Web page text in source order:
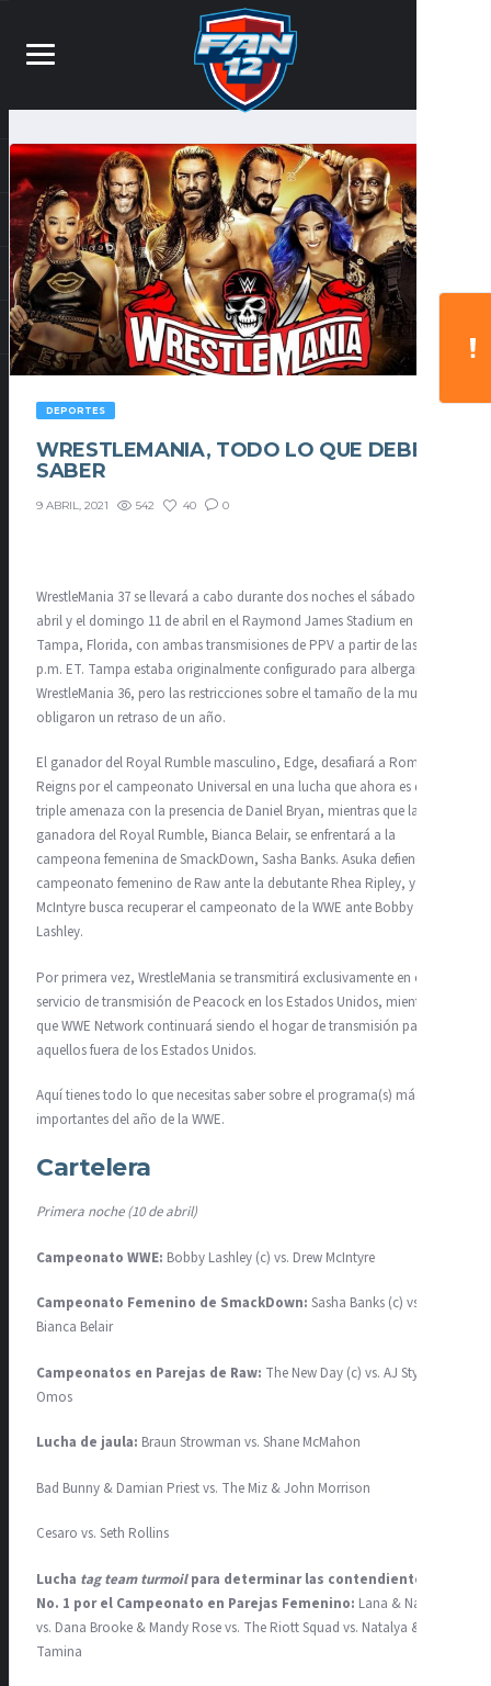
DEPORTES
WRESTLEMANIA, TODO LO QUE DEBES
SABER
9 ABRIL, 2021 542 40 0
WrestleMania 37 se llevará a cabo durante dos noches el sábado 10 de
abril y el domingo 11 de abril en el Raymond James Stadium en
Tampa, Florida, con ambas transmisiones de PPV a partir de las 7
p.m. ET. Tampa estaba originalmente configurado para albergar
WrestleMania 36, pero las restricciones sobre el tamaño de la multitud
obligaron un retraso de un año.
El ganador del Royal Rumble masculino, Edge, desafiará a Roman
Reigns por el campeonato Universal en una lucha que ahora es de
triple amenaza con la presencia de Daniel Bryan, mientras que la
ganadora del Royal Rumble, Bianca Belair, se enfrentará a la
campeona femenina de SmackDown, Sasha Banks. Asuka defiende el
campeonato femenino de Raw ante la debutante Rhea Ripley, y Drew
McIntyre busca recuperar el campeonato de la WWE ante Bobby
Lashley.
Por primera vez, WrestleMania se transmitirá exclusivamente en el
servicio de transmisión de Peacock en los Estados Unidos, mientras
que WWE Network continuará siendo el hogar de transmisión para
aquellos fuera de los Estados Unidos.
Aquí tienes todo lo que necesitas saber sobre el programa(s) más
importantes del año de la WWE.
Cartelera
Primera noche (10 de abril)
Campeonato WWE: Bobby Lashley (c) vs. Drew McIntyre
Campeonato Femenino de SmackDown: Sasha Banks (c) vs.
Bianca Belair
Campeonatos en Parejas de Raw: The New Day (c) vs. AJ Styles &
Omos
Lucha de jaula: Braun Strowman vs. Shane McMahon
Bad Bunny & Damian Priest vs. The Miz & John Morrison
Cesaro vs. Seth Rollins
Lucha tag team turmoilpara determinar las contendientes
No. 1 por el Campeonato en Parejas Femenino: Lana & Naomi
vs. Dana Brooke & Mandy Rose vs. The Riott Squad vs. Natalya &
Tamina